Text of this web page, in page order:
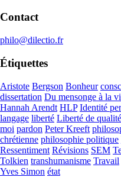
Contact
philo@dilectio.fr
Étiquettes
Aristote Bergson Bonheur
dissertation Du mensonge à la
Hannah Arendt HLP Identité
langage liberté Liberté de qualité
moi pardon Peter Kreeft
chrétienne philosophie politique
Ressentiment Révisions SEM
Tolkien transhumanisme Travail
Yves Simon état